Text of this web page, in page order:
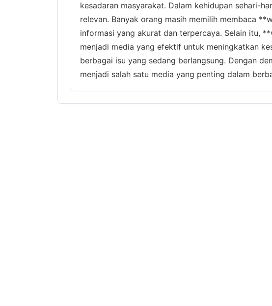
kesadaran masyarakat. Dalam kehidupan sehari-
relevan. Banyak orang masih memilih membaca
informasi yang akurat dan terpercaya. Selain itu,
menjadi media yang efektif untuk meningkatkan
berbagai isu yang sedang berlangsung. Dengan
menjadi salah satu media yang penting dalam